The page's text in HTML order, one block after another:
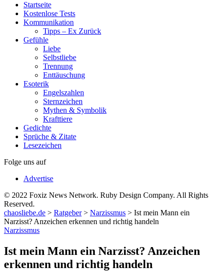
Startseite
Kostenlose Tests
Kommunikation
Tipps – Ex Zurück
Gefühle
Liebe
Selbstliebe
Trennung
Enttäuschung
Esoterik
Engelszahlen
Sternzeichen
Mythen & Symbolik
Krafttiere
Gedichte
Sprüche & Zitate
Lesezeichen
Folge uns auf
Advertise
© 2022 Foxiz News Network. Ruby Design Company. All Rights
Reserved.
chaosliebe.de > Ratgeber> Narzissmus > Ist mein Mann ein
Narzisst? Anzeichen erkennen und richtig handeln
Narzissmus
Ist mein Mann ein Narzisst? Anzeichen
erkennen und richtig handeln